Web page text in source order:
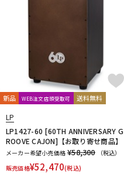
新品 WEB注文店頭受取可 送料無料
LP
LP1427-60 [60TH ANNIVERSARY G
ROOVE CAJON]【お取り寄せ商品】
メーカー希望小売価格 ¥58,300
（税込）
販売価格¥52,470(税込)